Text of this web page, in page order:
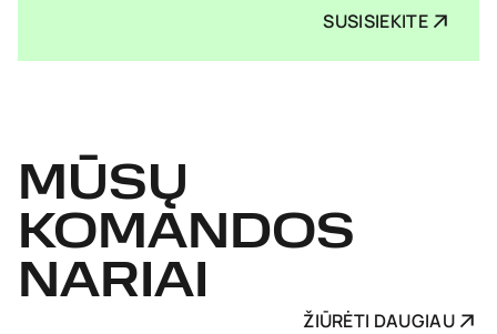
SUSISIEKITE
MŪSŲ
KOMANDOS
NARIAI
ŽIŪRĖTI DAUGIAU